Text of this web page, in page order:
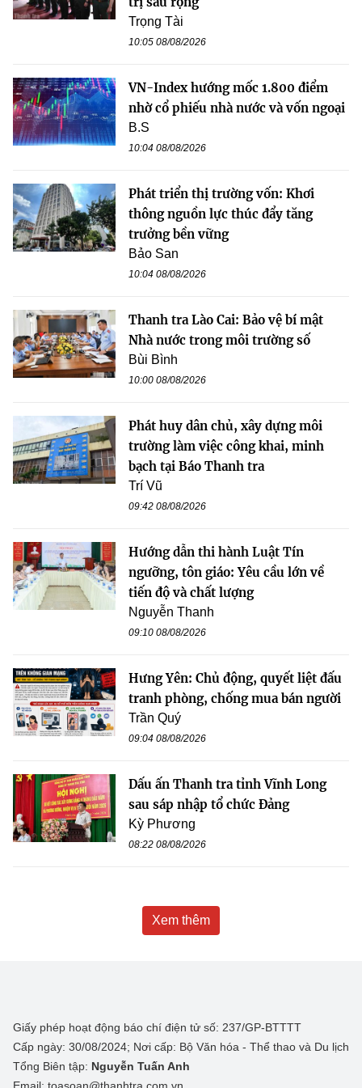
Trọng Tài
10:05 08/08/2026
VN-Index hướng mốc 1.800 điểm
nhờ cổ phiếu nhà nước và vốn ngoại
B.S
10:04 08/08/2026
Phát triển thị trường vốn: Khơi
thông nguồn lực thúc đẩy tăng
trưởng bền vững
Bảo San
10:04 08/08/2026
Thanh tra Lào Cai: Bảo vệ bí mật
Nhà nước trong môi trường số
Bùi Bình
10:00 08/08/2026
Phát huy dân chủ, xây dựng môi
trường làm việc công khai, minh
bạch tại Báo Thanh tra
Trí Vũ
09:42 08/08/2026
Hướng dẫn thi hành Luật Tín
ngưỡng, tôn giáo: Yêu cầu lớn về
tiến độ và chất lượng
Nguyễn Thanh
09:10 08/08/2026
Hưng Yên: Chủ động, quyết liệt đấu
tranh phòng, chống mua bán người
Trần Quý
09:04 08/08/2026
Dấu ấn Thanh tra tỉnh Vĩnh Long
sau sáp nhập tổ chức Đảng
Kỳ Phương
08:22 08/08/2026
Xem thêm
Giấy phép hoạt động báo chí điện tử số: 237/GP-BTTTT
Cấp ngày: 30/08/2024; Nơi cấp: Bộ Văn hóa - Thể thao và Du lịch
Tổng Biên tập: Nguyễn Tuấn Anh
Email: toasoan@thanhtra.com.vn